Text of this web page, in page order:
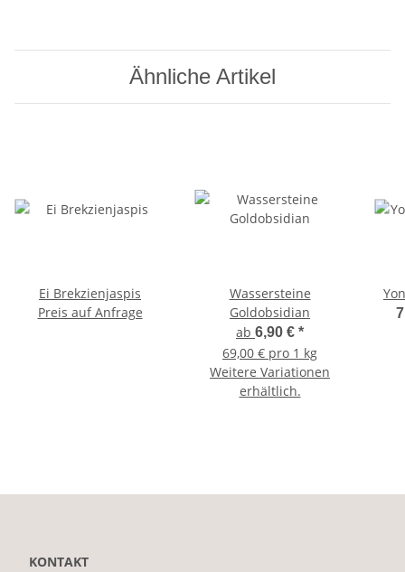
Ähnliche Artikel
Ei Brekzienjaspis
Preis auf Anfrage
Wassersteine
Goldobsidian
ab 6,90 € *
69,00 € pro 1 kg
Weitere Variationen
erhältlich.
KONTAKT